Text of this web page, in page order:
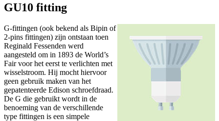
GU10 fitting
G-fittingen (ook bekend als Bipin of
2-pins fittingen) zijn ontstaan toen
Reginald Fessenden werd
aangesteld om in 1893 de World’s
Fair voor het eerst te verlichten met
wisselstroom. Hij mocht hiervoor
geen gebruik maken van het
gepatenteerde Edison schroefdraad.
De G die gebruikt wordt in de
benoeming van de verschillende
type fittingen is een simpele